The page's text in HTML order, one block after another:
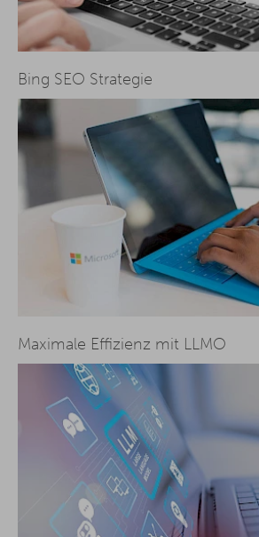
Bing SEO Strategie
Maximale Effizienz mit LLMO